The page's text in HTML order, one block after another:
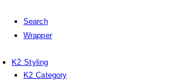
Search
Wrapper
K2 Styling
K2 Category